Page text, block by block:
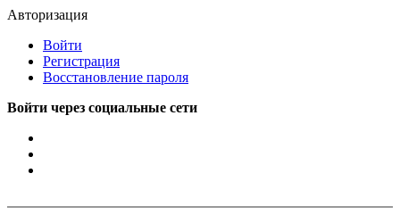
Авторизация
Войти
Регистрация
Восстановление пароля
Войти через социальные сети